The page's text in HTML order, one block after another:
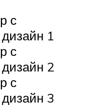
с
1
с
2
с
3